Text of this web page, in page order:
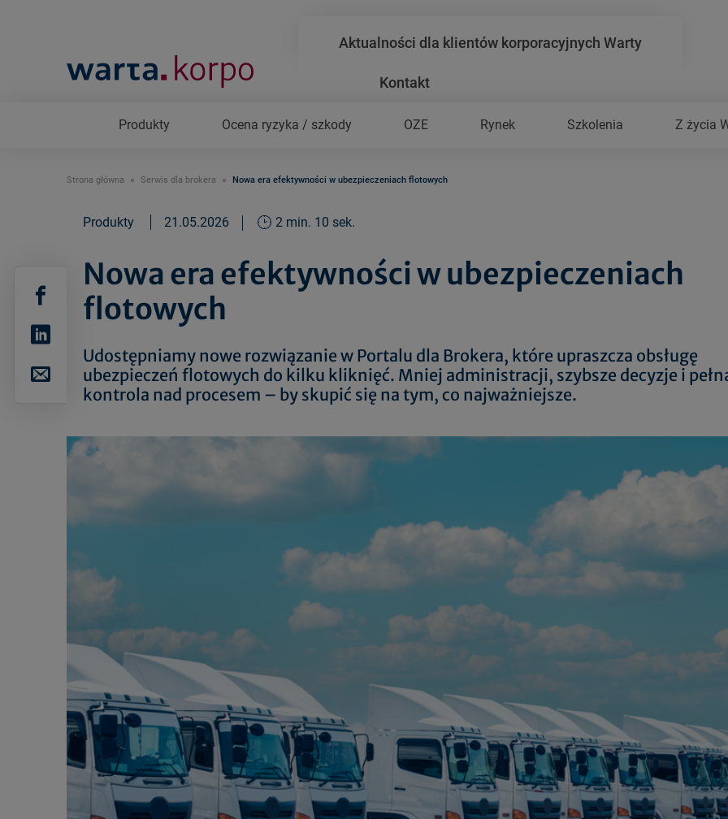
Aktualności dla klientów korporacyjnych Warty
Produkty Ocena ryzyka / szkody OZE Rynek Szkolenia Z życia
Kontakt
Strona główna Serwis dla brokera Nowa era efektywności w ubezpieczeniach flotowych
Produkty 21.05.2026 2 min. 10 sek.
Nowa era efektywności w ubezpieczeniach
flotowych
Udostępniamy nowe rozwiązanie w Portalu dla Brokera, które upraszcza obsługę
ubezpieczeń flotowych do kilku kliknięć. Mniej administracji, szybsze decyzje i
kontrola nad procesem – by skupić się na tym, co najważniejsze.